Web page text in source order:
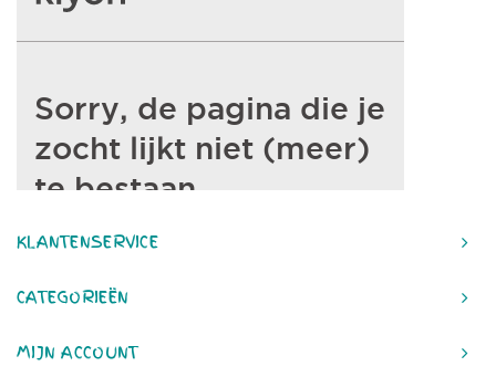
KLANTENSERVICE
CATEGORIEËN
MIJN ACCOUNT